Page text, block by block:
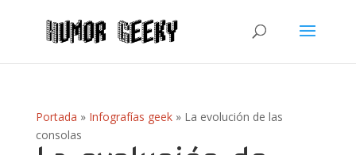
Portada » Infografías geek» La evolución de las
consolas